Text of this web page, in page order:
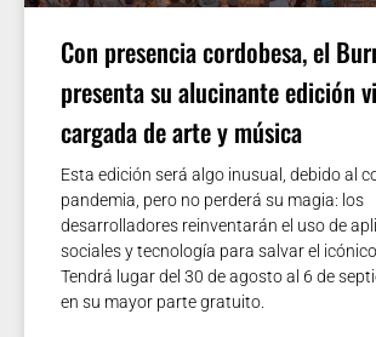
Con presencia cordobesa, el
presenta su alucinante edición
cargada de arte y música
Esta edición será algo inusual, debido al
pandemia, pero no perderá su magia: los
desarrolladores reinventarán el uso de
sociales y tecnología para salvar el
Tendrá lugar del 30 de agosto al 6 de
en su mayor parte gratuito.